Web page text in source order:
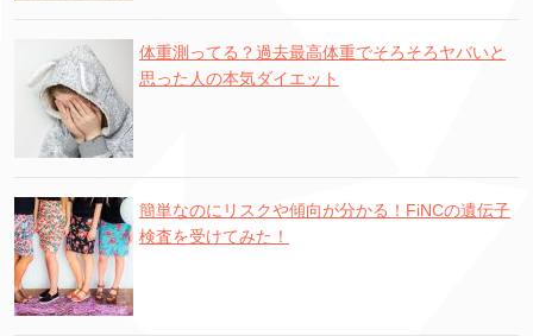
体重測ってる？過去最高体重でそろそろヤバいと
思った人の本気ダイエット
簡単なのにリスクや傾向が分かる！FiNCの遺伝子
検査を受けてみた！